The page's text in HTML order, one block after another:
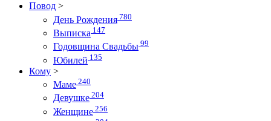
Повод >
День Рождения 780
Выписка 147
Годовщина Свадьбы 99
Юбилей 135
Кому >
Маме 240
Девушке 204
Женщине 256